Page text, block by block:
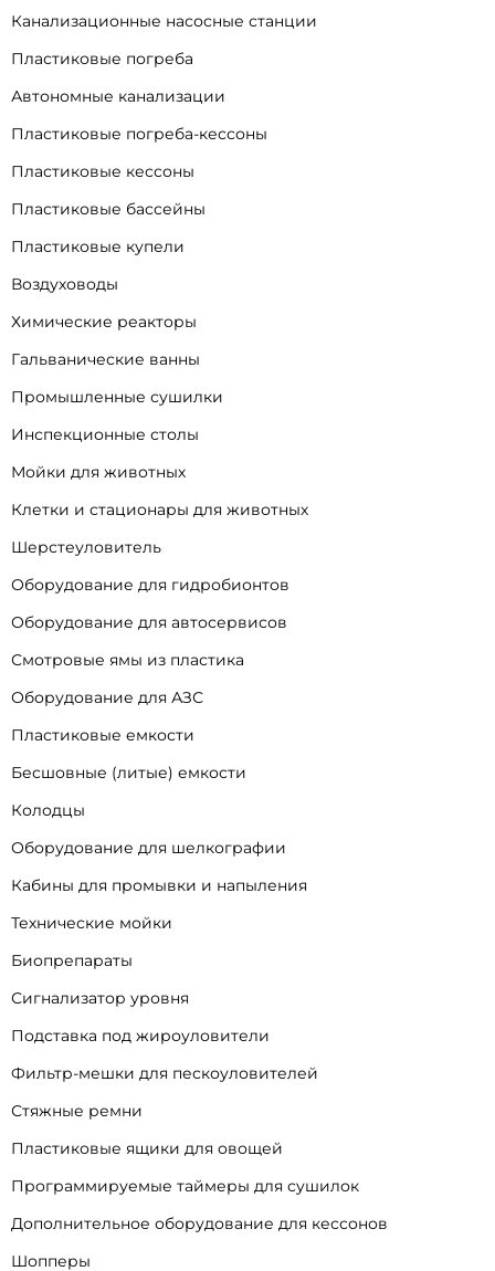
Канализационные насосные станции
Пластиковые погреба
Автономные канализации
Пластиковые погреба-кессоны
Пластиковые кессоны
Пластиковые бассейны
Пластиковые купели
Воздуховоды
Химические реакторы
Гальванические ванны
Промышленные сушилки
Инспекционные столы
Мойки для животных
Клетки и стационары для животных
Шерстеуловитель
Оборудование для гидробионтов
Оборудование для автосервисов
Смотровые ямы из пластика
Оборудование для АЗС
Пластиковые емкости
Бесшовные (литые) емкости
Колодцы
Оборудование для шелкографии
Кабины для промывки и напыления
Технические мойки
Биопрепараты
Сигнализатор уровня
Подставка под жироуловители
Фильтр-мешки для пескоуловителей
Стяжные ремни
Пластиковые ящики для овощей
Программируемые таймеры для сушилок
Дополнительное оборудование для кессонов
Шопперы